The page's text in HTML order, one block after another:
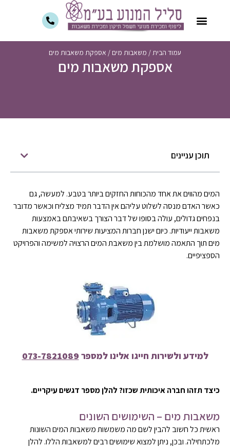
עמוד הבית/ משאבות מים / אספקת משאבות מים
אספקת משאבות מים
תוכן עניינים
המים מהווים את אחד מהכוחות החזקים ביותר בטבע. למעשה, גם
כאשר האדם מנסה לשלוט עליהם אין הדבר תמיד מצליח וכאשר מדובר
בנפחים גדולים, עולה בסופו של דבר הצורך בשאיבתם באמצעות
משאבות ייעודיות. כיום ישנן חברות המציעות שירותי אספקת משאבות
מים תוך התאמה מושלמת בין משאבת המים הרצויה למשימה והפרויקט
הספציפיים.
למידע ולשירות חייגו אלינו למספר073-7821089
כיצד תזהו חברה איכותית שכזו? להלן מספר דגשים עיקריים.
משאבות מים – השימושים השונים
ראשית כל חשוב להבין לשם מה משמשות משאבות המים השונות
מלכתחילה. ובכן, ניתן למצוא שימושים רבים למשאבות הללו. להלן